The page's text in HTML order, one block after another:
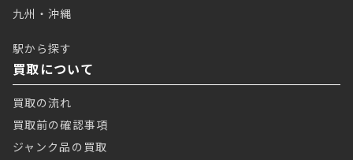
九州・沖縄
駅から探す
買取について
買取の流れ
買取前の確認事項
ジャンク品の買取